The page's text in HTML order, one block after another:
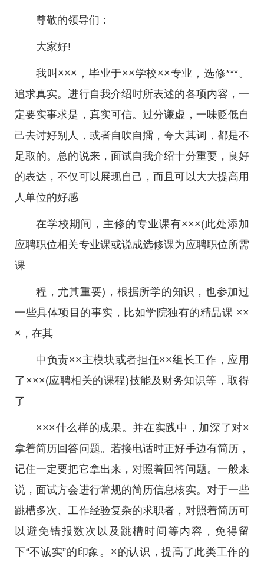
尊敬的领导们：
大家好!
我叫×××，毕业于××学校××专业，选修***。
追求真实。进行自我介绍时所表述的各项内容，一
定要实事求是，真实可信。过分谦虚，一味贬低自
己去讨好别人，或者自吹自擂，夸大其词，都是不
足取的。总的说来，面试自我介绍十分重要，良好
的表达，不仅可以展现自己，而且可以大大提高用
人单位的好感
在学校期间，主修的专业课有×××(此处添加
应聘职位相关专业课或说成选修课为应聘职位所需
课
程，尤其重要)，根据所学的知识，也参加过
一些具体项目的事实，比如学院独有的精品课 ××
×，在其
中负责××主模块或者担任××组长工作，应用
了×××(应聘相关的课程)技能及财务知识等，取得
了
×××什么样的成果。并在实践中，加深了对×
拿着简历回答问题。若接电话时正好手边有简历，
记住一定要把它拿出来，对照着回答问题。一般来
说，面试方会进行常规的简历信息核实。对于一些
跳槽多次、工作经验复杂的求职者，对照着简历可
以避免错报数次以及跳槽时间等内容，免得留
下“不诚实”的印象。×的认识，提高了此类工作的